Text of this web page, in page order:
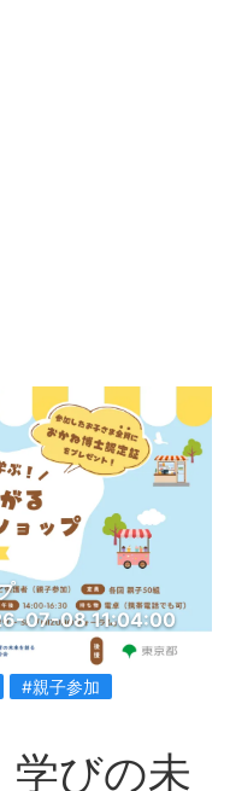
07-08 11:04:00
#親子参加
学びの未